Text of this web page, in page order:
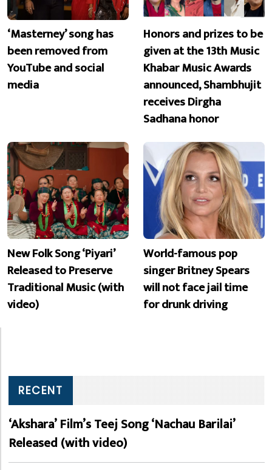
‘Masterney’ song has
been removed from
YouTube and social
media
Honors and prizes to be
given at the 13th Music
Khabar Music Awards
announced, Shambhujit
receives Dirgha
Sadhana honor
New Folk Song ‘Piyari’
Released to Preserve
Traditional Music (with
video)
World-famous pop
singer Britney Spears
will not face jail time
for drunk driving
RECENT
‘Akshara’ Film’s Teej Song ‘Nachau Barilai’
Released (with video)